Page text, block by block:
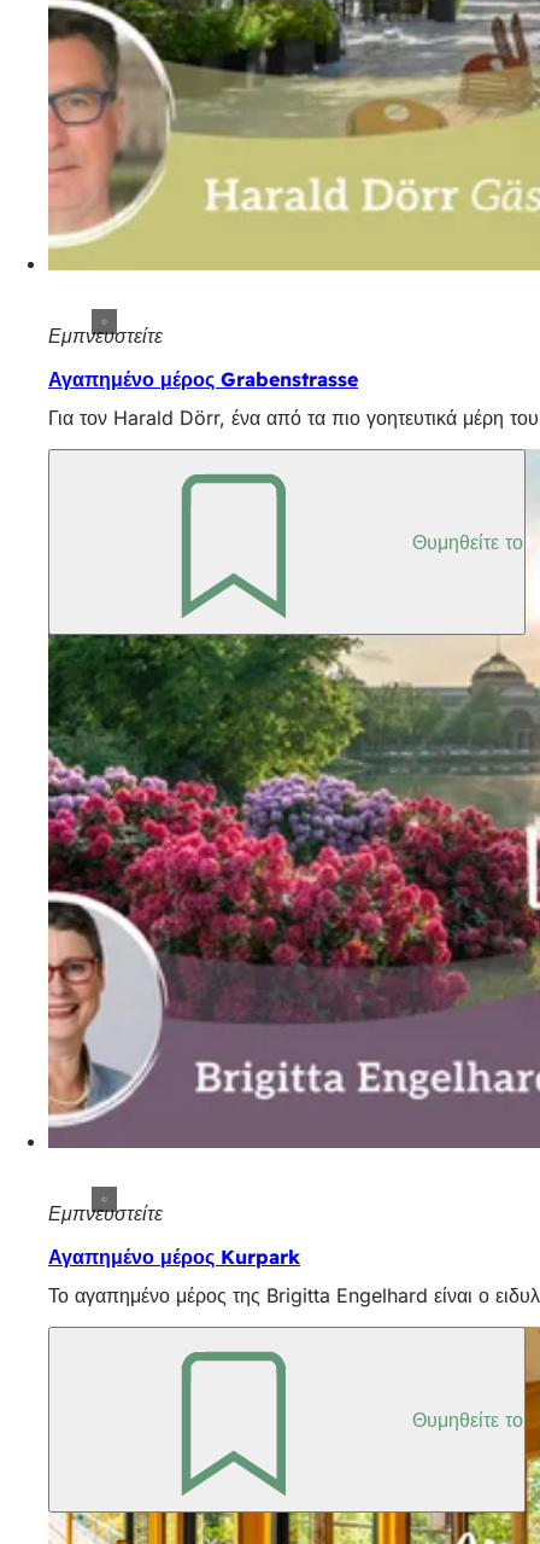
Εμπνευστείτε
Αγαπημένο μέρος Grabenstrasse
Για τον Harald Dörr, ένα από τα πιο γοητευτικά μέρη
Θυμηθείτε το
Εμπνευστείτε
Αγαπημένο μέρος Kurpark
Το αγαπημένο μέρος της Brigitta Engelhard είναι ο
Θυμηθείτε το